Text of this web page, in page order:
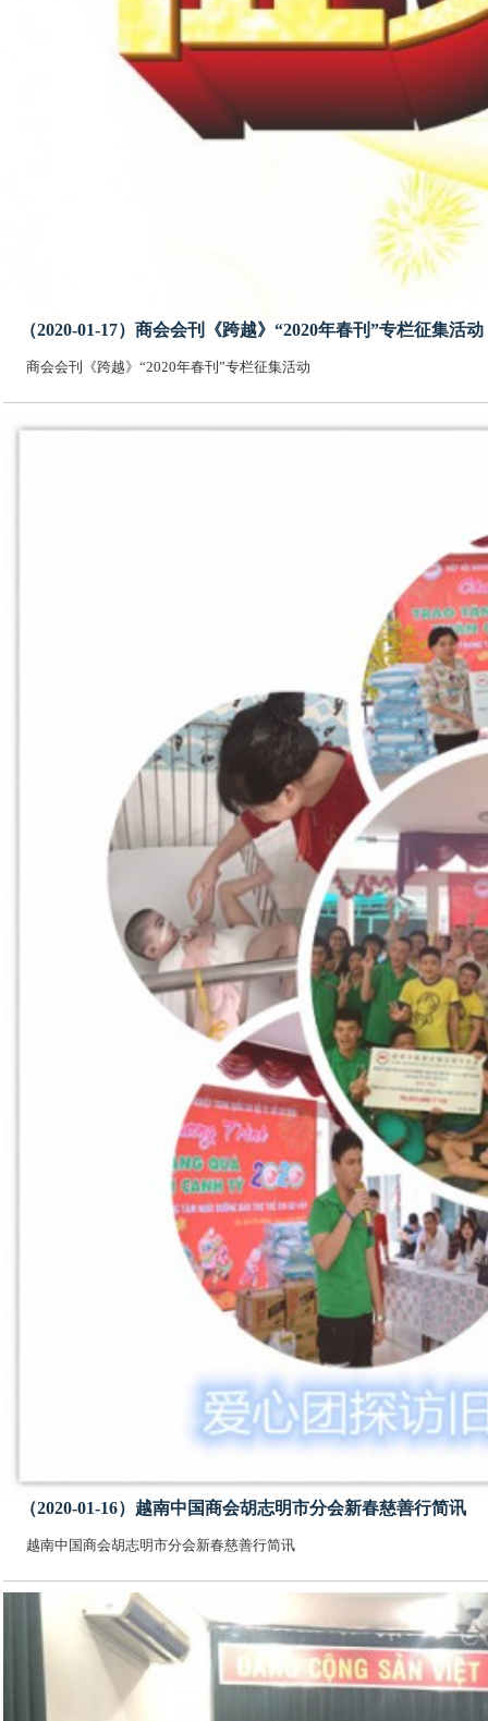
（2020-01-17）商会会刊《跨越》“2020年春刊”专栏征集活动
商会会刊《跨越》“2020年春刊”专栏征集活动
（2020-01-16）越南中国商会胡志明市分会新春慈善行简讯
越南中国商会胡志明市分会新春慈善行简讯